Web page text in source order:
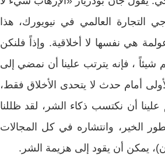
التجارة العالمي في نيويورك، هذا
هي نفسها لا أخلاقية. وإذاً فلنكن
شيئاً ، فإنه يترتب علينا أن نمضي إلى
أمام حدث لا يتحدى الأخلاق فقط،
أن نكتسب ذكاء الشر، لقد ظللنا
الخير، وانتشاره في كل المجالات
يمكن أن يقود إلى هزيمة الشر.